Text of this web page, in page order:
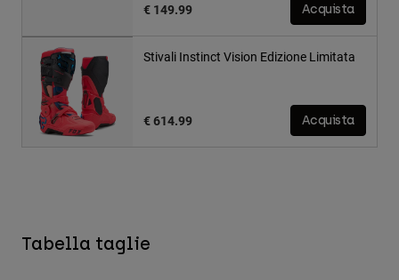
€ 149.99 Acquista
Stivali Instinct Vision Edizione Limitata
€ 614.99 Acquista
Tabella taglie